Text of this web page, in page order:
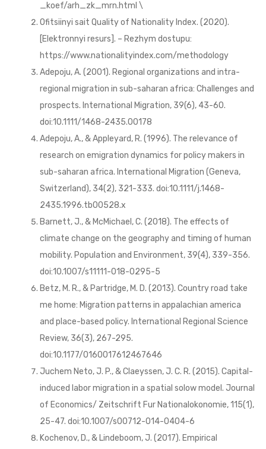
_koef/arh_zk_mrn.html \
Ofitsiinyi sait Quality of Nationality Index. (2020).
[Elektronnyi resurs]. – Rezhym dostupu:
https://www.nationalityindex.com/methodology
Adepoju, A. (2001). Regional organizations and intra-
regional migration in sub-saharan africa: Challenges and
prospects. International Migration, 39(6), 43-60.
doi:10.1111/1468-2435.00178
Adepoju, A., & Appleyard, R. (1996). The relevance of
research on emigration dynamics for policy makers in
sub-saharan africa. International Migration (Geneva,
Switzerland), 34(2), 321-333. doi:10.1111/j.1468-
2435.1996.tb00528.x
Barnett, J., & McMichael, C. (2018). The effects of
climate change on the geography and timing of human
mobility. Population and Environment, 39(4), 339-356.
doi:10.1007/s11111-018-0295-5
Betz, M. R., & Partridge, M. D. (2013). Country road take
me home: Migration patterns in appalachian america
and place-based policy. International Regional Science
Review, 36(3), 267-295.
doi:10.1177/0160017612467646
Juchem Neto, J. P., & Claeyssen, J. C. R. (2015). Capital-
induced labor migration in a spatial solow model. Journal
of Economics/ Zeitschrift Fur Nationalokonomie, 115(1),
25-47. doi:10.1007/s00712-014-0404-6
Kochenov, D., & Lindeboom, J. (2017). Empirical